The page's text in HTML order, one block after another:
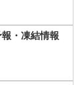
・凍結情報